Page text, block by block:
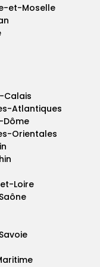
et-Moselle
Calais
Atlantiques
Dôme
Orientales
Loire